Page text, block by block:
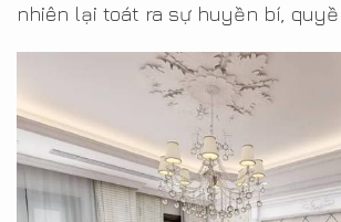
nhiên lại toát ra sự huyền bí,